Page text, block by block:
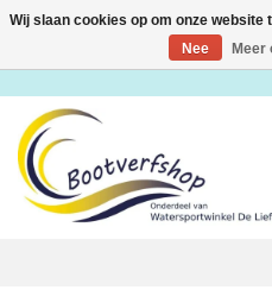
Toggle
Wij slaan cookies op om onze
Nee
Meer